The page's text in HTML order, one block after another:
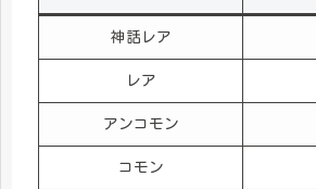
神話レア
レア
アンコモン
コモン